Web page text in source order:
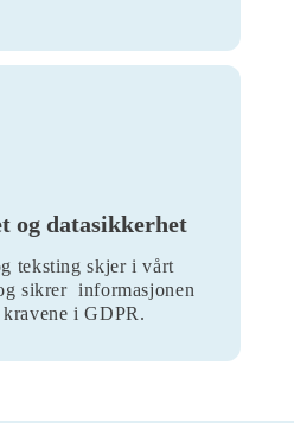
og datasikkerhet
teksting skjer i vårt
sikrer informasjonen
i GDPR.